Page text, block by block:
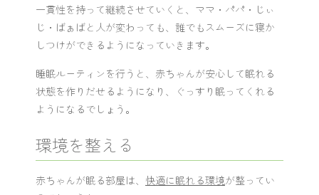
一貫性を持って継続させていくと、ママ・パパ・じぃ
じ・ばぁばと人が変わっても、誰でもスムーズに寝か
しつけができるようになっていきます。
睡眠ルーティンを行うと、赤ちゃんが安心して眠れる
状態を作りだせるようになり、ぐっすり眠ってくれる
ようになるでしょう。
環境を整える
赤ちゃんが眠る部屋は、 快適に眠れる環境が整ってい